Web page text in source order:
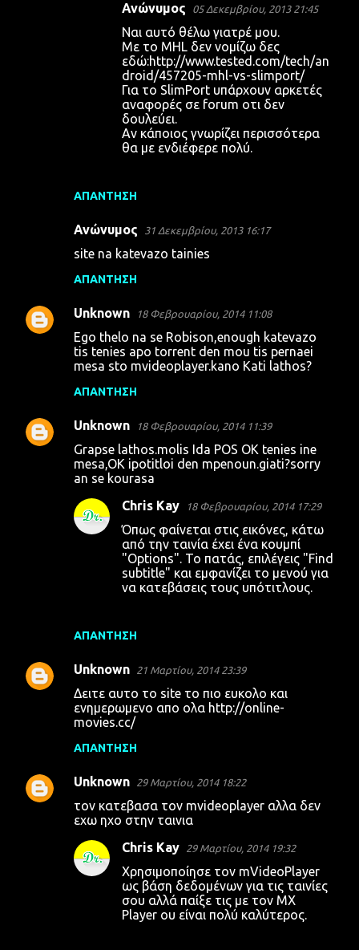
ΑΠΆΝΤΗΣΗ
Ανώνυμος 05 Δεκεμβρίου, 2013 21:45
Nαι αυτό θέλω γιατρέ μου.
Με το MHL δεν νομίζω δες
εδώ:http://www.tested.com/tech/an
droid/457205-mhl-vs-slimport/
Για το SlimPort υπάρχουν αρκετές
αναφορές σε forum οτι δεν
δουλεύει.
Αν κάποιος γνωρίζει περισσότερα
θα με ενδιέφερε πολύ.
Ανώνυμος 31 Δεκεμβρίου, 2013 16:17
site na katevazo tainies
ΑΠΆΝΤΗΣΗ
Unknown 18 Φεβρουαρίου, 2014 11:08
Ego thelo na se Robison,enough katevazo
tis tenies apo torrent den mou tis pernaei
mesa sto mvideoplayer.kano Kati lathos?
ΑΠΆΝΤΗΣΗ
Unknown 18 Φεβρουαρίου, 2014 11:39
Grapse lathos.molis Ida POS OK tenies ine
mesa,OK ipotitloi den mpenoun.giati?sorry
an se kourasa
ΑΠΆΝΤΗΣΗ
Chris Kay 18 Φεβρουαρίου, 2014 17:29
Όπως φαίνεται στις εικόνες, κάτω
από την ταινία έχει ένα κουμπί
"Options". Το πατάς, επιλέγεις "Find
subtitle" και εμφανίζει το μενού για
να κατεβάσεις τους υπότιτλους.
Unknown 21 Μαρτίου, 2014 23:39
Δειτε αυτο το site το πιο ευκολο και
ενημερωμενο απο ολα http://online-
movies.cc/
ΑΠΆΝΤΗΣΗ
Unknown 29 Μαρτίου, 2014 18:22
τον κατεβασα τον mvideoplayer αλλα δεν
εχω ηχο στην ταινια
Chris Kay 29 Μαρτίου, 2014 19:32
Χρησιμοποίησε τον mVideoPlayer
ως βάση δεδομένων για τις ταινίες
σου αλλά παίξε τις με τον MX
Player ου είναι πολύ καλύτερος.